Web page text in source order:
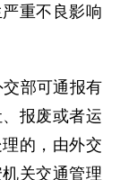
重不良影响
部可通报有
报废或者运
的，由外交
关交通管理